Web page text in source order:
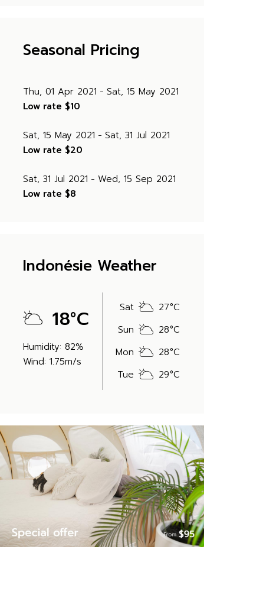
Seasonal Pricing
Thu, 01 Apr 2021
Sat, 15 May 2021
Low rate $10
Sat, 15 May 2021
Sat, 31 Jul 2021
Low rate $20
Sat, 31 Jul 2021
Wed, 15 Sep 2021
Low rate $8
Indonésie Weather
18°C
Humidity: 82%
Wind: 1.75m/s
Sat 27°C
Sun
28°C
Mon
28°C
Tue
29°C